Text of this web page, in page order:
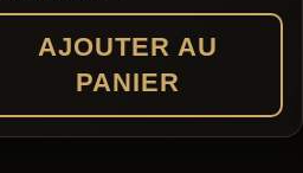
AJOUTER AU
PANIER